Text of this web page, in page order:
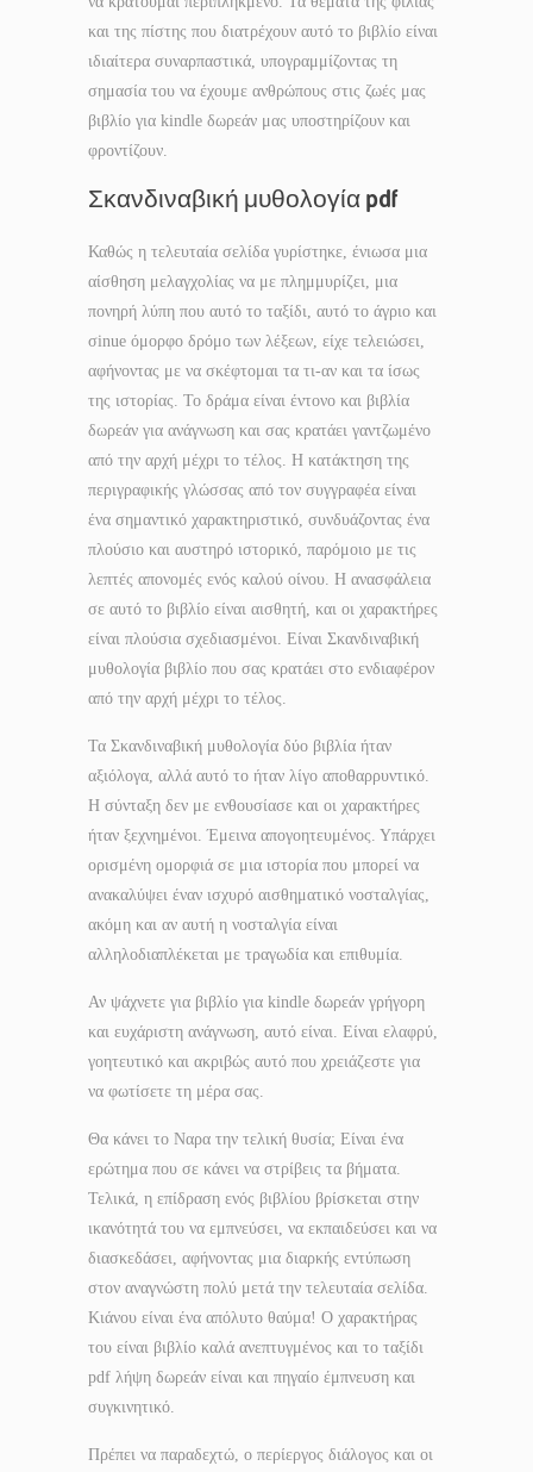
και της πίστης που διατρέχουν αυτό το βιβλίο είναι
ιδιαίτερα συναρπαστικά, υπογραμμίζοντας τη
σημασία του να έχουμε ανθρώπους στις ζωές μας
βιβλίο για kindle δωρεάν μας υποστηρίζουν και
φροντίζουν.
Σκανδιναβική μυθολογία pdf
Καθώς η τελευταία σελίδα γυρίστηκε, ένιωσα μια
αίσθηση μελαγχολίας να με πλημμυρίζει, μια
πονηρή λύπη που αυτό το ταξίδι, αυτό το άγριο και
σinue όμορφο δρόμο των λέξεων, είχε τελειώσει,
αφήνοντας με να σκέφτομαι τα τι-αν και τα ίσως
της ιστορίας. Το δράμα είναι έντονο και βιβλία
δωρεάν για ανάγνωση και σας κρατάει γαντζωμένο
από την αρχή μέχρι το τέλος. Η κατάκτηση της
περιγραφικής γλώσσας από τον συγγραφέα είναι
ένα σημαντικό χαρακτηριστικό, συνδυάζοντας ένα
πλούσιο και αυστηρό ιστορικό, παρόμοιο με τις
λεπτές απονομές ενός καλού οίνου. Η ανασφάλεια
σε αυτό το βιβλίο είναι αισθητή, και οι χαρακτήρες
είναι πλούσια σχεδιασμένοι. Είναι Σκανδιναβική
μυθολογία βιβλίο που σας κρατάει στο ενδιαφέρον
από την αρχή μέχρι το τέλος.
Τα Σκανδιναβική μυθολογία δύο βιβλία ήταν
αξιόλογα, αλλά αυτό το ήταν λίγο αποθαρρυντικό.
Η σύνταξη δεν με ενθουσίασε και οι χαρακτήρες
ήταν ξεχνημένοι. Έμεινα απογοητευμένος. Υπάρχει
ορισμένη ομορφιά σε μια ιστορία που μπορεί να
ανακαλύψει έναν ισχυρό αισθηματικό νοσταλγίας,
ακόμη και αν αυτή η νοσταλγία είναι
αλληλοδιαπλέκεται με τραγωδία και επιθυμία.
Αν ψάχνετε για βιβλίο για kindle δωρεάν γρήγορη
και ευχάριστη ανάγνωση, αυτό είναι. Είναι ελαφρύ,
γοητευτικό και ακριβώς αυτό που χρειάζεστε για
να φωτίσετε τη μέρα σας.
Θα κάνει το Ναρα την τελική θυσία; Είναι ένα
ερώτημα που σε κάνει να στρίβεις τα βήματα.
Τελικά, η επίδραση ενός βιβλίου βρίσκεται στην
ικανότητά του να εμπνεύσει, να εκπαιδεύσει και να
διασκεδάσει, αφήνοντας μια διαρκής εντύπωση
στον αναγνώστη πολύ μετά την τελευταία σελίδα.
Κιάνου είναι ένα απόλυτο θαύμα! Ο χαρακτήρας
του είναι βιβλίο καλά ανεπτυγμένος και το ταξίδι
pdf λήψη δωρεάν είναι και πηγαίο έμπνευση και
συγκινητικό.
Πρέπει να παραδεχτώ, ο περίεργος διάλογος και οι